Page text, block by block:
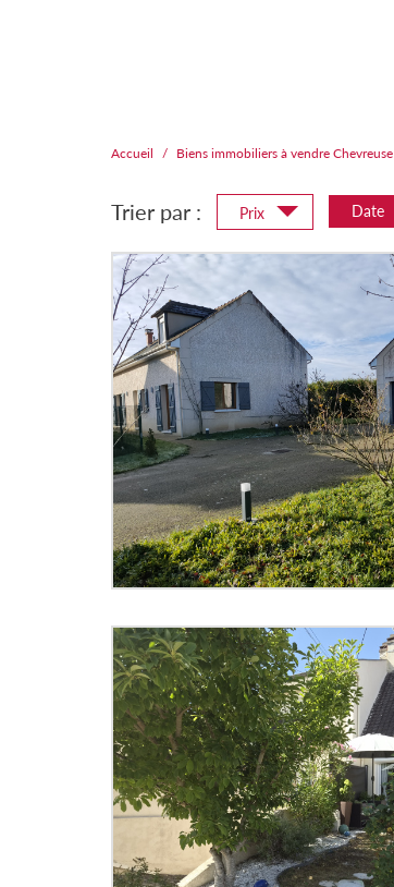
Accueil Biens immobiliers à vendre Chevreuse
Trier par : Prix Date